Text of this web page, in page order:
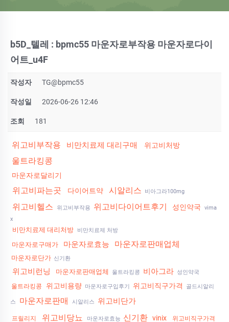
b5D_텔레 : bpmc55 마운자로부작용 마운자로다이
어트_u4F
작성자 TG@bpmc55
작성일 2026-06-26 12:46
조회 181
위고비부작용 비만치료제 대리구매 위고비처방
울트라킹콩
마운자로달리기
위고비파는곳 다이어트약 시알리스 비아그라100mg
위고비헬스 위고비부작용 위고비다이어트후기 성인약국
vima
x
비만치료제 대리처방 비만치료제 처방
마운자로구매가 마운자로효능 마운자로판매업체
마운자로단가 신기환
위고비런닝 마운자로판매업체 울트라킹콩 비아그라 성인약국
울트라킹콩 위고비용량 마운자로구입후기 위고비직구가격 골드시알리
스 마운자로판매 시알리스 위고비단가
프릴리지 위고비당뇨 마운자로효능 신기환 vinix 위고비직구가격